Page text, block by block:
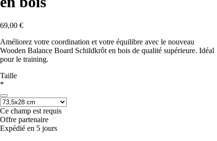
69,00 €
Améliorez votre coordination et votre équilibre avec le nouveau
Wooden Balance Board Schildkrôt en bois de qualité supérieure. Idéal
pour le training.
Taille
*
Ce champ est requis
Offre partenaire
Expédié en 5 jours